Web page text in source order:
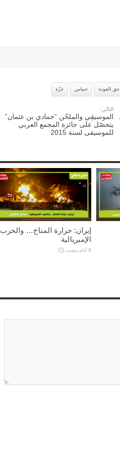
حق العودة حماس غزّة
التالي:
الموسيقِي والملحّن “حمادي بن عثمان”
يتحصّل على جائزة المجمع العربي
للموسيقى لسنة 2015
إيران: حرارة المناخ… والحرب
الإمبريالية
8 أيام مضت